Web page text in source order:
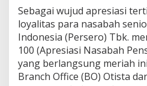
0
B
a
g
i
N
a
Sebagai wujud apresiasi
loyalitas para nasabah
Indonesia (Persero) Tbk.
100 (Apresiasi Nasabah
yang berlangsung meriah
Branch Office (BO) Otista